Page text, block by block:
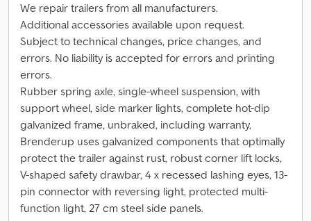
We repair trailers from all manufacturers.
Additional accessories available upon request.
Subject to technical changes, price changes, and
errors. No liability is accepted for errors and printing
errors.
Rubber spring axle, single-wheel suspension, with
support wheel, side marker lights, complete hot-dip
galvanized frame, unbraked, including warranty,
Brenderup uses galvanized components that optimally
protect the trailer against rust, robust corner lift locks,
V-shaped safety drawbar, 4 x recessed lashing eyes, 13-
pin connector with reversing light, protected multi-
function light, 27 cm steel side panels.